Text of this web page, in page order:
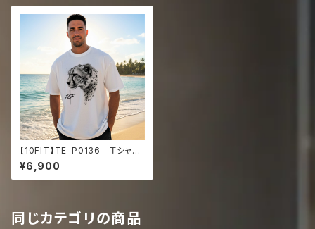
【10FIT】TE-P0136 Ｔシャ
ツ 筋トレ トレーニング オ
ーバーサイズ 白 Unisex or
ganic oversized high neck
¥6,900
同じカテゴリの商品